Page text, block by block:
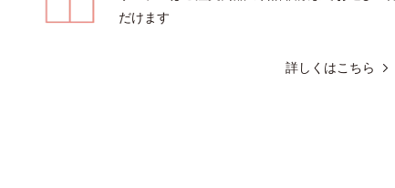
だけます
詳しくはこちら